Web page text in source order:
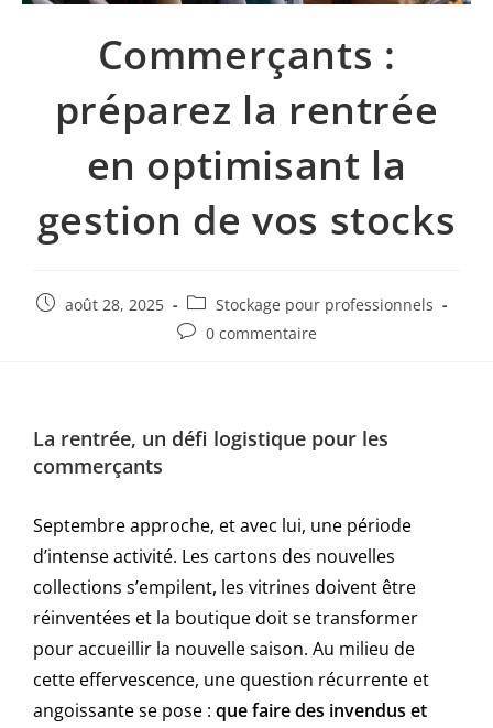
Commerçants :
préparez la rentrée
en optimisant la
gestion de vos stocks
août 28, 2025
Stockage pour professionnels
0 commentaire
La rentrée, un défi logistique pour les
commerçants
Septembre approche, et avec lui, une période
d’intense activité. Les cartons des nouvelles
collections s’empilent, les vitrines doivent être
réinventées et la boutique doit se transformer
pour accueillir la nouvelle saison. Au milieu de
cette effervescence, une question récurrente et
angoissante se pose : que faire des invendus et